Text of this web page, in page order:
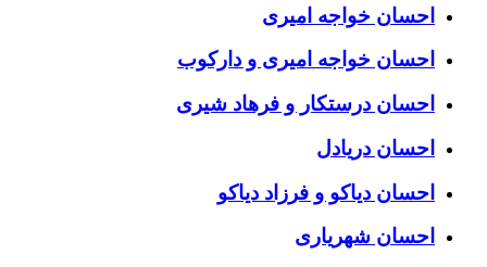
احسان خواجه امیری
احسان خواجه امیری و دارکوب
احسان درستكار و فرهاد شيرى
احسان دریادل
احسان دیاکو و فرزاد دیاکو
احسان شهریاری